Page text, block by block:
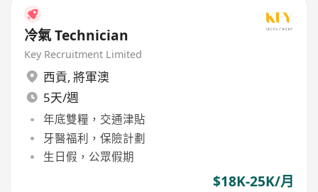
冷氣 Technician
Key Recruitment Limited
西貢, 將軍澳
5天/週
年底雙糧，交通津貼
牙醫福利，保險計劃
生日假，公眾假期
$18K-25K/月